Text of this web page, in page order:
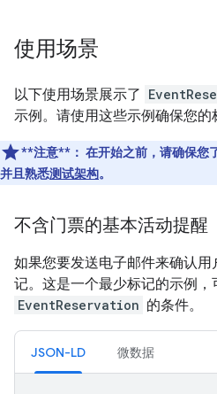
使用场景
以下使用场景展示了
示例。请使用这些示例确保您的
**注意**： 在开始之前，请确保您
并且熟悉测试架构。
不含门票的基本活动提醒
如果您要发送电子邮件来确认
记。这是一个最少标记的示例
EventReservation 的条件。
JSON-LD 微数据